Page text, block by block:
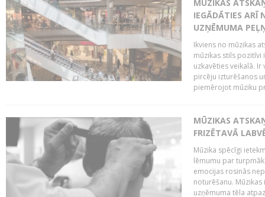
MŪZIKAS
IEGĀDĀTIES ARĪ
UZŅĒMUMA
Ikviens no mūzikas
mūzikas stils pozitīvi
uzkavēties veikalā.
pircēju izturēšanos
piemērojot mūziku
MŪZIKAS
FRIZĒTAVĀ
Mūzika spēcīgi
lēmumu par
emocijas rosinās
noturēšanu.
uzņēmuma tēla